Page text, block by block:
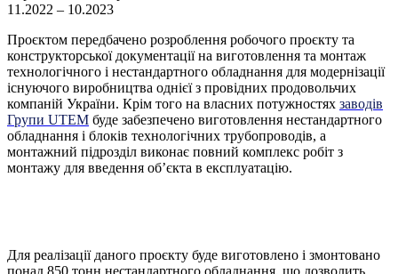
11.2022 – 10.2023
Проєктом передбачено розроблення робочого проєкту та
конструкторської документації на виготовлення та монтаж
технологічного і нестандартного обладнання для модернізації
існуючого виробництва однієї з провідних продовольчих
компаній України. Крім того на власних потужностях заводів
Групи UTEM буде забезпечено виготовлення нестандартного
обладнання і блоків технологічних трубопроводів, а
монтажний підрозділ виконає повний комплекс робіт з
монтажу для введення об’єкта в експлуатацію.
Для реалізації даного проєкту буде виготовлено і змонтовано